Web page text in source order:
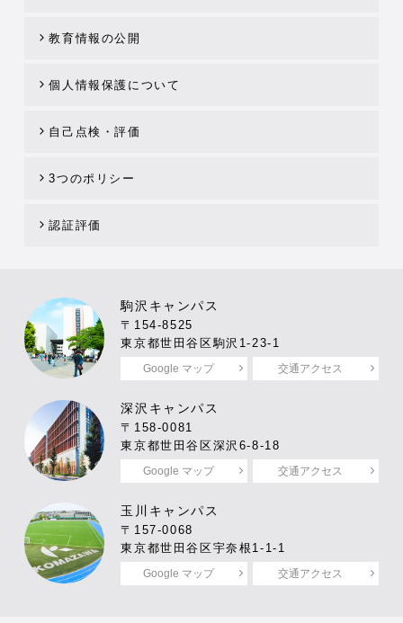
教育情報の公開
個人情報保護について
自己点検・評価
3つのポリシー
認証評価
駒沢キャンパス
〒154-8525
東京都世田谷区駒沢1-23-1
Google マップ 交通アクセス
深沢キャンパス
〒158-0081
東京都世田谷区深沢6-8-18
Google マップ 交通アクセス
玉川キャンパス
〒157-0068
東京都世田谷区宇奈根1-1-1
Google マップ 交通アクセス